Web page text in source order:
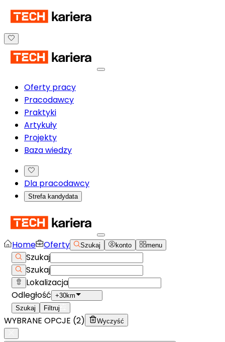
Oferty pracy
Pracodawcy
Praktyki
Artykuły
Projekty
Baza wiedzy
Dla pracodawcy
Strefa kandydata
Home Oferty Szukaj konto menu
Szukaj
Szukaj
Lokalizacja
Odległość +30km
Szukaj
Filtruj
WYBRANE OPCJE (2) Wyczyść